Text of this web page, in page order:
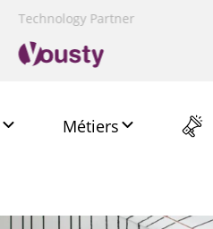
Presenting Partner
Host PartnerGold Partner
Métiers